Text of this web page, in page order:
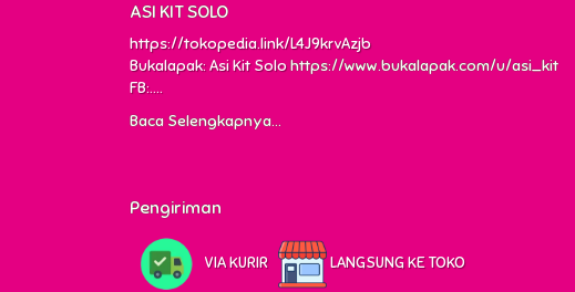
ASI KIT SOLO
https://tokopedia.link/L4J9krvAzjb
Bukalapak: Asi Kit Solohttps://www.bukalapak.com/u/asi_kit
FB:....
Baca Selengkapnya...
Pengiriman
VIA KURIR LANGSUNG KE TOKO